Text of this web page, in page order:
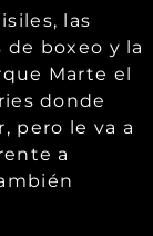
las
de boxeo y la
Marte el
donde
pero le va a
a